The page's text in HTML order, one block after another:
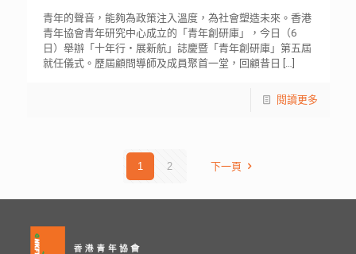
青年的聲音，能夠為政策注入溫度，為社會塑造未來。香港
青年協會青年研究中心成立的「青年創研庫」，今日（6
日）舉辦「十年行‧展新航」誌慶暨「青年創研庫」第五屆
就任儀式。歷屆顧問導師及成員聚首一堂，回顧昔日
[…]
閱讀更多
1 2 下一頁